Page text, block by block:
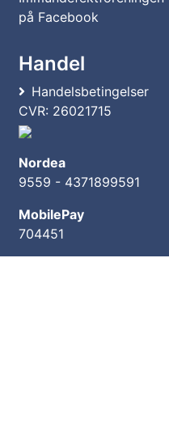
Handel
Handelsbetingelser
CVR: 26021715
Nordea
9559 - 4371899591
MobilePay
704451